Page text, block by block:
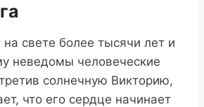
свете более тысячи лет и
неведомы человеческие
солнечную Викторию,
что его сердце начинает